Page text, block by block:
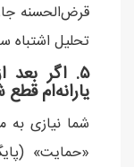
قرض‌الحسنه
تحلیل اشتباه
۵. اگر
یارانه‌ام
شما نیازی به
«حمایت»